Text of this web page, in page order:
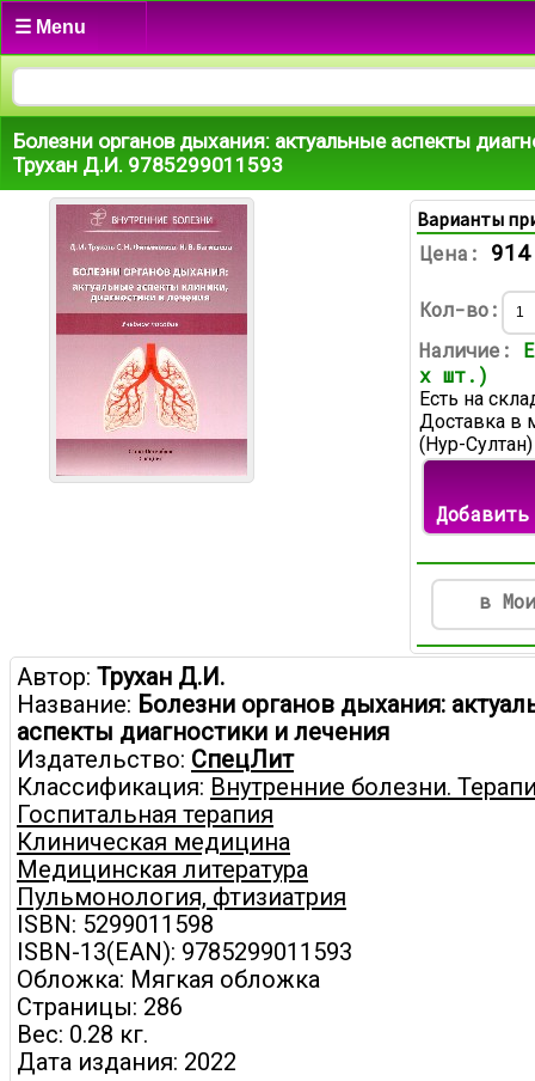
☰ Menu
Болезни органов дыхания: актуальные аспекты
Трухан Д.И. 9785299011593
Варианты
Цена:
Кол-во:
Наличие:
х шт.)
Есть на
Доставка в
(Нур-
в
Автор: Трухан Д.И.
Название: Болезни органов дыхания:
аспекты диагностики и лечения
Издательство: СпецЛит
Классификация: Внутренние болезни.
Госпитальная терапия
Клиническая медицина
Медицинская литература
Пульмонология, фтизиатрия
ISBN: 5299011598
ISBN-13(EAN): 9785299011593
Обложка: Мягкая обложка
Страницы: 286
Вес: 0.28 кг.
Дата издания: 2022